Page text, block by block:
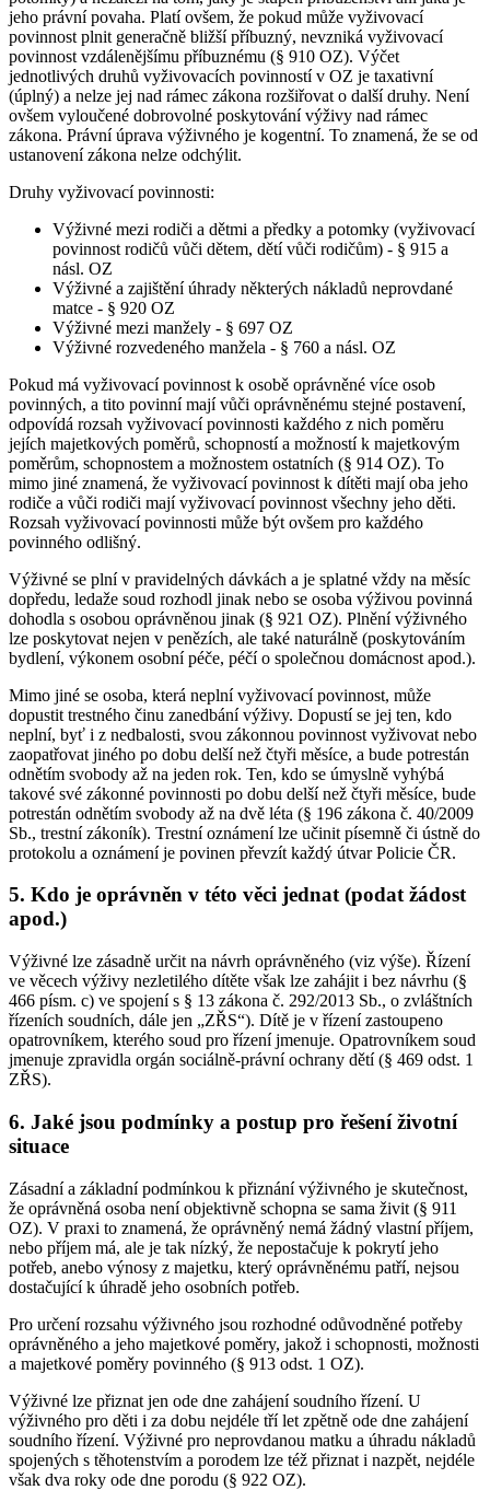
jeho právní povaha. Platí ovšem, že pokud může vyživovací
povinnost plnit generačně bližší příbuzný, nevzniká vyživovací
povinnost vzdálenějšímu příbuznému (§ 910 OZ). Výčet
jednotlivých druhů vyživovacích povinností v OZ je taxativní
(úplný) a nelze jej nad rámec zákona rozšiřovat o další druhy. Není
ovšem vyloučené dobrovolné poskytování výživy nad rámec
zákona. Právní úprava výživného je kogentní. To znamená, že se od
ustanovení zákona nelze odchýlit.
Druhy vyživovací povinnosti:
Výživné mezi rodiči a dětmi a předky a potomky (vyživovací
povinnost rodičů vůči dětem, dětí vůči rodičům) - § 915 a
násl. OZ
Výživné a zajištění úhrady některých nákladů neprovdané
matce - § 920 OZ
Výživné mezi manžely - § 697 OZ
Výživné rozvedeného manžela - § 760 a násl. OZ
Pokud má vyživovací povinnost k osobě oprávněné více osob
povinných, a tito povinní mají vůči oprávněnému stejné postavení,
odpovídá rozsah vyživovací povinnosti každého z nich poměru
jejích majetkových poměrů, schopností a možností k majetkovým
poměrům, schopnostem a možnostem ostatních (§ 914 OZ). To
mimo jiné znamená, že vyživovací povinnost k dítěti mají oba jeho
rodiče a vůči rodiči mají vyživovací povinnost všechny jeho děti.
Rozsah vyživovací povinnosti může být ovšem pro každého
povinného odlišný.
Výživné se plní v pravidelných dávkách a je splatné vždy na měsíc
dopředu, ledaže soud rozhodl jinak nebo se osoba výživou povinná
dohodla s osobou oprávněnou jinak (§ 921 OZ). Plnění výživného
lze poskytovat nejen v penězích, ale také naturálně (poskytováním
bydlení, výkonem osobní péče, péčí o společnou domácnost apod.).
Mimo jiné se osoba, která neplní vyživovací povinnost, může
dopustit trestného činu zanedbání výživy. Dopustí se jej ten, kdo
neplní, byť i z nedbalosti, svou zákonnou povinnost vyživovat nebo
zaopatřovat jiného po dobu delší než čtyři měsíce, a bude potrestán
odnětím svobody až na jeden rok. Ten, kdo se úmyslně vyhýbá
takové své zákonné povinnosti po dobu delší než čtyři měsíce, bude
potrestán odnětím svobody až na dvě léta (§ 196 zákona č. 40/2009
Sb., trestní zákoník). Trestní oznámení lze učinit písemně či ústně do
protokolu a oznámení je povinen převzít každý útvar Policie ČR.
5. Kdo je oprávněn v této věci jednat (podat žádost
apod.)
Výživné lze zásadně určit na návrh oprávněného (viz výše). Řízení
ve věcech výživy nezletilého dítěte však lze zahájit i bez návrhu (§
466 písm. c) ve spojení s § 13 zákona č. 292/2013 Sb., o zvláštních
řízeních soudních, dále jen „ZŘS“). Dítě je v řízení zastoupeno
opatrovníkem, kterého soud pro řízení jmenuje. Opatrovníkem soud
jmenuje zpravidla orgán sociálně-právní ochrany dětí (§ 469 odst. 1
ZŘS).
6. Jaké jsou podmínky a postup pro řešení životní
situace
Zásadní a základní podmínkou k přiznání výživného je skutečnost,
že oprávněná osoba není objektivně schopna se sama živit (§ 911
OZ). V praxi to znamená, že oprávněný nemá žádný vlastní příjem,
nebo příjem má, ale je tak nízký, že nepostačuje k pokrytí jeho
potřeb, anebo výnosy z majetku, který oprávněnému patří, nejsou
dostačující k úhradě jeho osobních potřeb.
Pro určení rozsahu výživného jsou rozhodné odůvodněné potřeby
oprávněného a jeho majetkové poměry, jakož i schopnosti, možnosti
a majetkové poměry povinného (§ 913 odst. 1 OZ).
Výživné lze přiznat jen ode dne zahájení soudního řízení. U
výživného pro děti i za dobu nejdéle tří let zpětně ode dne zahájení
soudního řízení. Výživné pro neprovdanou matku a úhradu nákladů
spojených s těhotenstvím a porodem lze též přiznat i nazpět, nejdéle
však dva roky ode dne porodu (§ 922 OZ).